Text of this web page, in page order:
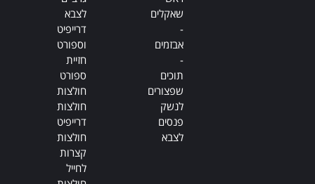
שאקלים
-
אבזמים
-
תוכים
שפצורים
לנשק
פנסים
לצבא
לצבא
דרייפיט
וספורט
חזיית
ספורט
חולצות
חולצות
דרייפיט
חולצות
קצרות
לחייל